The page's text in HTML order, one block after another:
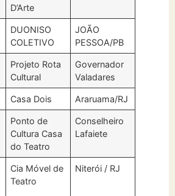
D’Arte
DUONISO
COLETIVO
JOÃO
PESSOA/PB
Projeto Rota
Cultural
Governador
Valadares
Casa Dois Araruama/RJ
Ponto de
Cultura Casa
do Teatro
Conselheiro
Lafaiete
Cia Móvel de
Teatro
Niterói / RJ